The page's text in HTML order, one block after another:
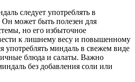
следует употреблять в
может быть полезен для
но его избыточное
к лишнему весу и повышенному
употреблять миндаль в свежем виде
блюда и салаты. Важно
без добавления соли или